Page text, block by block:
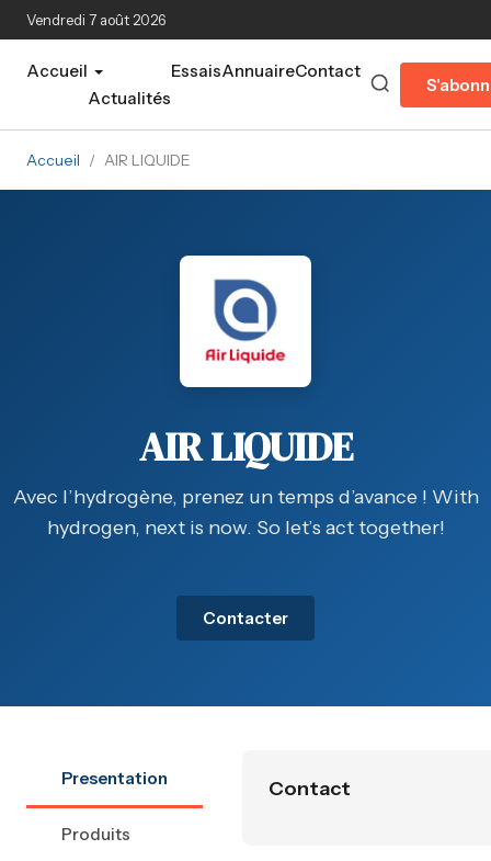
Aller au contenu principal
Vendredi 7 août 2026
Accueil
Actualités
EssaisAnnuaireContact
Accueil / AIR LIQUIDE
AIR LIQUIDE
Avec l’hydrogène, prenez un temps d’avance ! With
hydrogen, next is now. So let’s act together!
Contacter
Presentation
Produits
Contact